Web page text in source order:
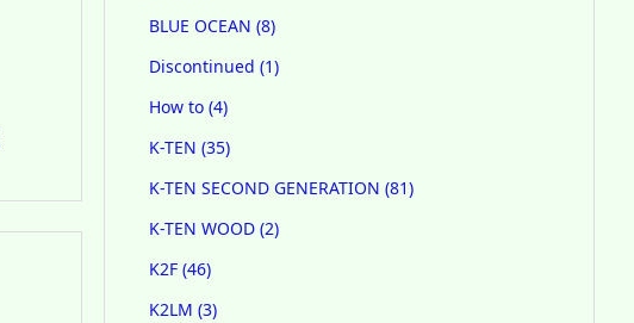
BLUE OCEAN (8)
Discontinued (1)
How to (4)
K-TEN (35)
K-TEN SECOND GENERATION (81)
K-TEN WOOD (2)
K2F (46)
K2LM (3)